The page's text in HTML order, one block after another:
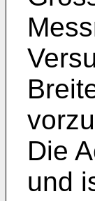
Die
und